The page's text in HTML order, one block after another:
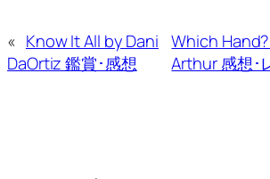
« Know It All by Dani
DaOrtiz 鑑賞･感想
Which
Arthur 感想･